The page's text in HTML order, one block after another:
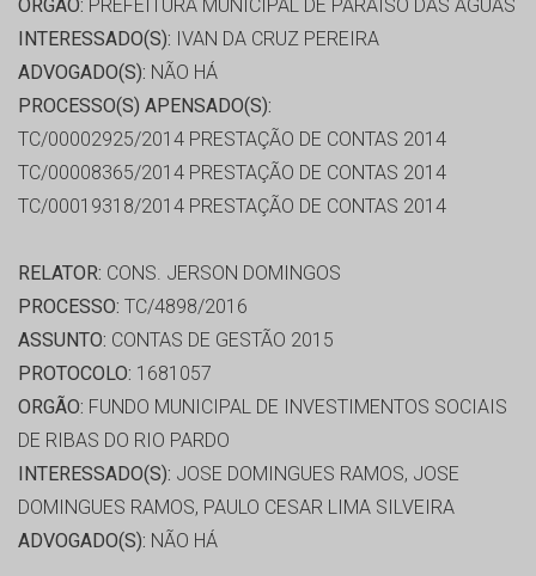
ORGÃO: PREFEITURA MUNICIPAL DE PARAÍSO DAS ÁGUAS
INTERESSADO(S): IVAN DA CRUZ PEREIRA
ADVOGADO(S): NÃO HÁ
PROCESSO(S) APENSADO(S):
TC/00002925/2014 PRESTAÇÃO DE CONTAS 2014
TC/00008365/2014 PRESTAÇÃO DE CONTAS 2014
TC/00019318/2014 PRESTAÇÃO DE CONTAS 2014
RELATOR: CONS. JERSON DOMINGOS
PROCESSO: TC/4898/2016
ASSUNTO: CONTAS DE GESTÃO 2015
PROTOCOLO: 1681057
ORGÃO: FUNDO MUNICIPAL DE INVESTIMENTOS SOCIAIS
DE RIBAS DO RIO PARDO
INTERESSADO(S): JOSE DOMINGUES RAMOS, JOSE
DOMINGUES RAMOS, PAULO CESAR LIMA SILVEIRA
ADVOGADO(S): NÃO HÁ